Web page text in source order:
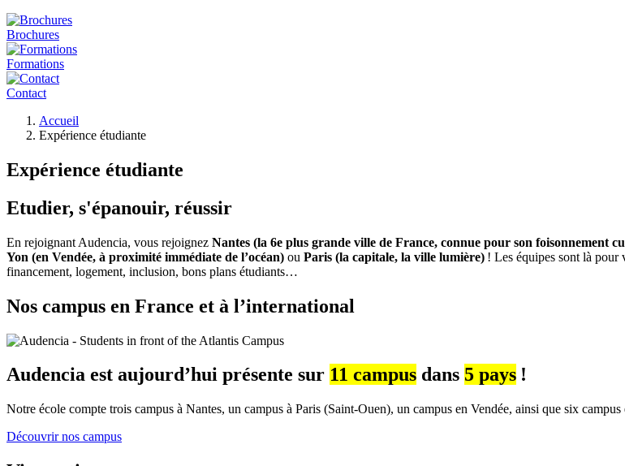
Brochures
Formations
Contact
d'Ariane
Accueil
Expérience étudiante
Expérience étudiante
Etudier, s'épanouir, réussir
En rejoignant Audencia, vous rejoignez Nantes (la 6e plus grande ville de France, connue pour son foisonnement
Yon (en Vendée, à proximité immédiate de l’océan) ou Paris (la capitale, la ville lumière) ! Les équipes sont là pour
financement, logement, inclusion, bons plans étudiants…
Nos campus en France et à l’international
Audencia est aujourd’hui présente sur 11 campus dans 5 pays !
Notre école compte trois campus à Nantes, un campus à Paris (Saint-Ouen), un campus en Vendée, ainsi que six
Découvrir nos campus